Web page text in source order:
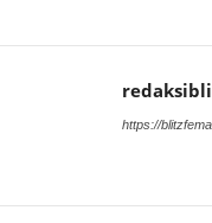
https://